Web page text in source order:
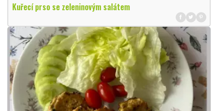
Kuřecí prso se zeleninovým salátem